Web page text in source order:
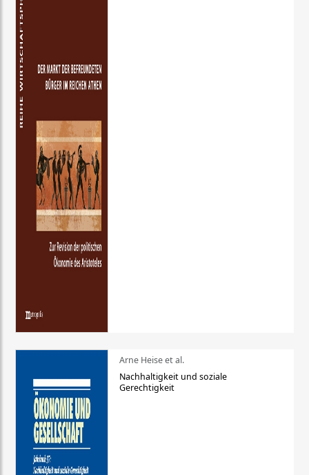
Arne Heise et al.
Nachhaltigkeit und soziale
Gerechtigkeit